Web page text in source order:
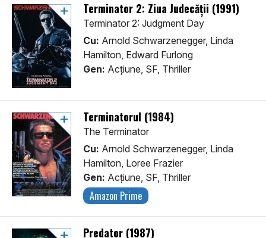
Terminator 2: Ziua Judecății (1991)
Terminator 2: Judgment Day
Cu: Arnold Schwarzenegger, Linda
Hamilton, Edward Furlong
Gen: Acţiune, SF, Thriller
Terminatorul (1984)
The Terminator
Cu: Arnold Schwarzenegger, Linda
Hamilton, Loree Frazier
Gen: Acţiune, SF, Thriller
Amazon Prime
Predator (1987)